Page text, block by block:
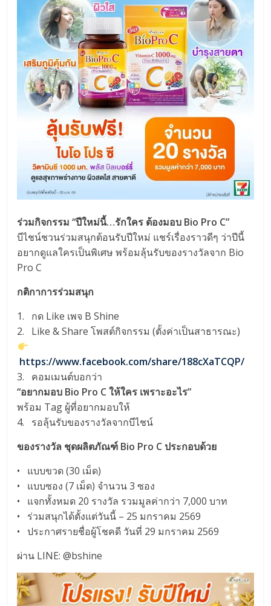
ร่วมกิจกรรม “ปีใหม่นี้…รักใคร ต้องมอบ Bio Pro C”
บีไชน์ชวนร่วมสนุกต้อนรับปีใหม่ แชร์เรื่องราวดีๆ ว่าปีนี้
อยากดูแลใครเป็นพิเศษ พร้อมลุ้นรับของรางวัลจาก Bio
Pro C
กติกาการร่วมสนุก
1. กด Like เพจ B Shine
2. Like & Share โพสต์กิจกรรม (ตั้งค่าเป็นสาธารณะ)
https://www.facebook.com/share/188cXaTCQP/
3. คอมเมนต์บอกว่า
“อยากมอบ Bio Pro C ให้ใคร เพราะอะไร”
พร้อม Tag ผู้ที่อยากมอบให้
4. รอลุ้นรับของรางวัลจากบีไชน์
ของรางวัล ชุดผลิตภัณฑ์ Bio Pro C ประกอบด้วย
• แบบขวด (30 เม็ด)
• แบบซอง (7 เม็ด) จำนวน 3 ซอง
• แจกทั้งหมด 20 รางวัล รวมมูลค่ากว่า 7,000 บาท
• ร่วมสนุกได้ตั้งแต่วันนี้ – 25 มกราคม 2569
• ประกาศรายชื่อผู้โชคดี วันที่ 29 มกราคม 2569
ผ่าน LINE: @bshine